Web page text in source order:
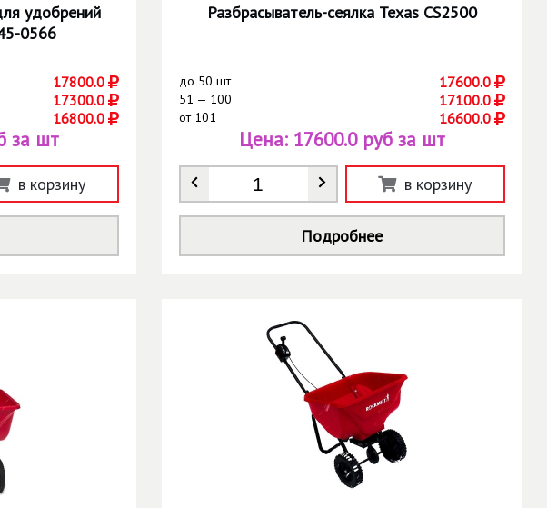
удобрений
0566
17800.0
17300.0
16800.0
за шт
в корзину
Разбрасыватель-сеялка Texas CS2500
до 50 шт 17600.0
51 — 100 17100.0
от101 16600.0
Количество *
Цена: 17600.0 руб за шт
в корзину
Подробнее